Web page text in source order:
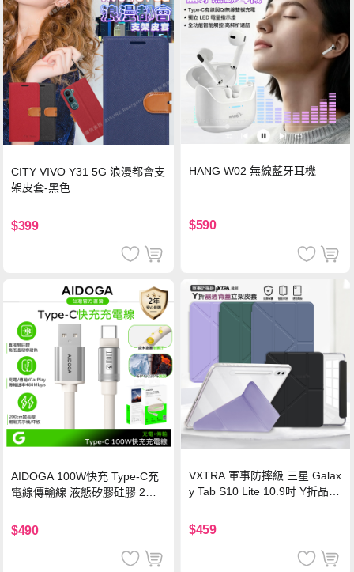
CITY VIVO Y31 5G 浪漫都會支
架皮套-黑色
$399
HANG W02 無線藍牙耳機
$590
AIDOGA 100W快充 Type-C充
電線傳輸線 液態矽膠硅膠 2M
$490
VXTRA 軍事防摔級 三星 Galax
y Tab S10 Lite 10.9吋 Y折晶透
$459